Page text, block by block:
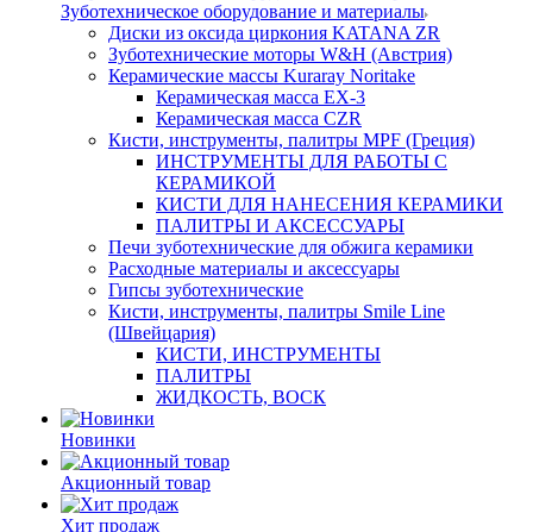
Зуботехническое оборудование и материалы
Диски из оксида циркония KATANA ZR
Зуботехнические моторы W&H (Австрия)
Керамические массы Kuraray Noritake
Керамическая масса EX-3
Керамическая масса CZR
Кисти, инструменты, палитры MPF (Греция)
ИНСТРУМЕНТЫ ДЛЯ РАБОТЫ С
КЕРАМИКОЙ
КИСТИ ДЛЯ НАНЕСЕНИЯ КЕРАМИКИ
ПАЛИТРЫ И АКСЕССУАРЫ
Печи зуботехнические для обжига керамики
Расходные материалы и аксессуары
Гипсы зуботехнические
Кисти, инструменты, палитры Smile Line
(Швейцария)
КИСТИ, ИНСТРУМЕНТЫ
ПАЛИТРЫ
ЖИДКОСТЬ, ВОСК
Новинки
Акционный товар
Хит продаж